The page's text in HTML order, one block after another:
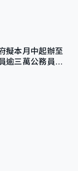
擬本月中起辦至
逾三萬公務員人